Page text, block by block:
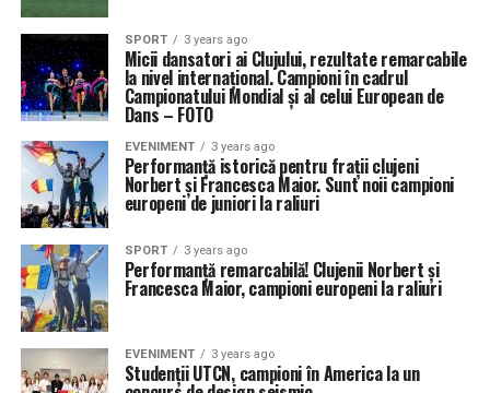
SPORT 3 years ago
Micii dansatori ai Clujului, rezultate remarcabile
la nivel internațional. Campioni în cadrul
Campionatului Mondial și al celui European de
Dans – FOTO
EVENIMENT 3 years ago
Performanță istorică pentru frații clujeni
Norbert și Francesca Maior. Sunt noii campioni
europeni de juniori la raliuri
SPORT 3 years ago
Performanță remarcabilă! Clujenii Norbert și
Francesca Maior, campioni europeni la raliuri
EVENIMENT 3 years ago
Studenții UTCN, campioni în America la un